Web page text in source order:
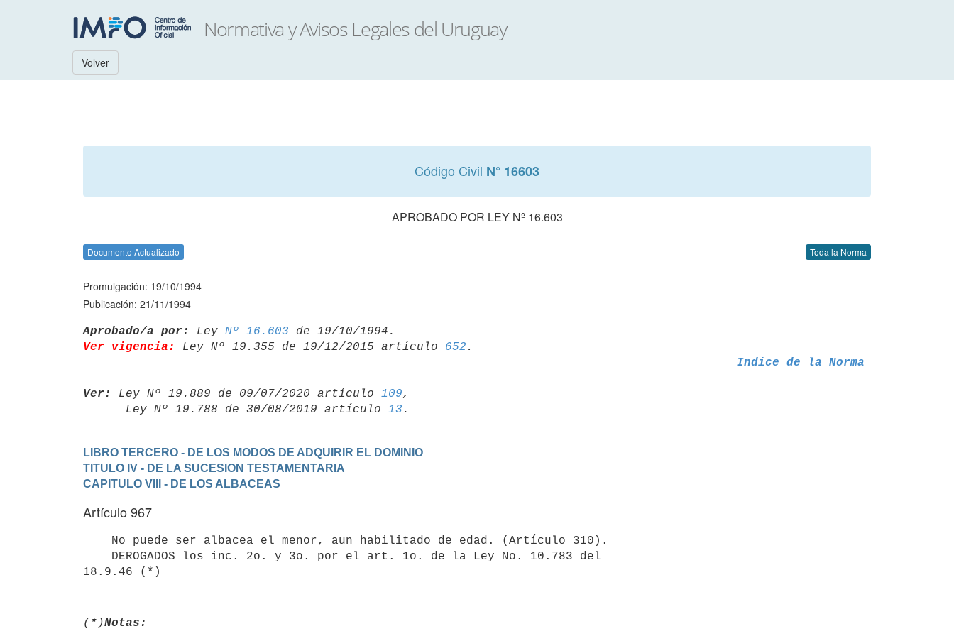
Volver
Código Civil N° 16603
APROBADO POR LEY Nº 16.603
Documento Actualizado Toda la Norma
Promulgación: 19/10/1994
Publicación: 21/11/1994
Aprobado/a por: Ley Nº 16.603
Ver vigencia:
Ley Nº 19.355 de 19/12/2015 artículo 652
Indice de la Norma
Ver: Ley Nº 19.889 de 09/07/2020 artículo 109,
      Ley Nº 19.788 de 30/08/2019 artículo
13
LIBRO TERCERO - DE LOS MODOS DE ADQUIRIR EL DOMINIO
TITULO IV - DE LA SUCESION TESTAMENTARIA
CAPITULO VIII - DE LOS ALBACEAS
Artículo 967
(*)Notas: